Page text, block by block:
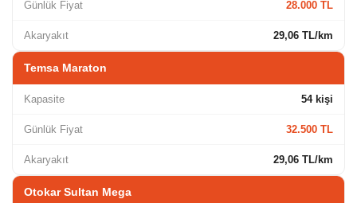
Günlük Fiyat 28.000 TL
Akaryakıt 29,06 TL/km
Temsa Maraton
Kapasite 54 kişi
Günlük Fiyat 32.500 TL
Akaryakıt 29,06 TL/km
Otokar Sultan Mega